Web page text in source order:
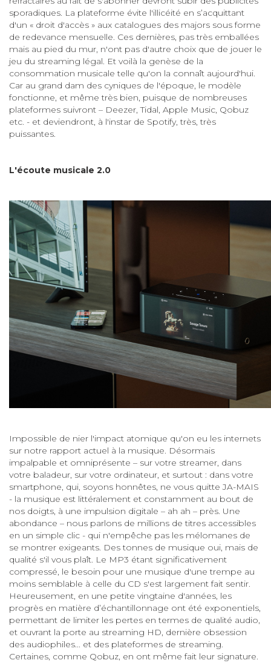
sporadiques. La plateforme évite l'illicéité en s’acquittant
d'un « droit d'accès » aux catalogues des majors sous forme
de redevance mensuelle. Ces dernières, pas très emballées
mais au pied du mur, n'ont pas d'autre choix que de jouer le
jeu du streaming légal. Et voilà la genèse de la
consommation musicale telle qu'on la connaît aujourd'hui.
Car au grand dam des cyniques de l'époque, le modèle
fonctionne, et même très bien, puisque de nombreuses
plateformes suivront – Deezer, Tidal, Apple Music, Qobuz
etc. - et deviendront, à l'instar de Spotify, très, très
puissantes.
L'écoute musicale 2.0
Impossible de nier l'impact atomique qu'on eu les internets
sur notre rapport actuel à la musique. Désormais
impalpable et omniprésente – sur votre streamer, dans
votre baladeur, sur votre ordinateur, et surtout : dans votre
smartphone, qui, soyons honnêtes, ne vous quitte JA-MAIS
- la musique est littéralement et constamment au bout de
nos doigts, à une impulsion digitale – ah ah – près. Une
abondance – nous parlons de millions de titres accessibles
en un simple clic - qui n'empêche pas les mélomanes de
se montrer exigeants. Des tonnes de musique oui, mais de
qualité s'il vous plaît. Le MP3 étant significativement
compressé, le besoin pour une musique d'une trempe au
moins semblable à celle du CD s'est largement fait sentir.
Heureusement, en une petite vingtaine d'années, les
progrès en matière d’échantillonnage ont été exponentiels,
permettant de limiter les pertes en termes de qualité audio,
et ouvrant la porte au streaming HD, dernière obsession
des audiophiles... et des plateformes de streaming.
Certaines, comme Qobuz, en ont même fait leur signature.